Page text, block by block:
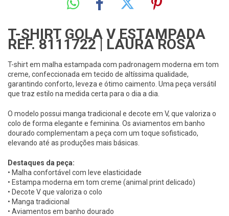
T-SHIRT GOLA V ESTAMPADA
REF. 8111722 | LAURA ROSA
T-shirt em malha estampada com padronagem moderna em tom
creme, confeccionada em tecido de altíssima qualidade,
garantindo conforto, leveza e ótimo caimento. Uma peça versátil
que traz estilo na medida certa para o dia a dia.
O modelo possui manga tradicional e decote em V, que valoriza o
colo de forma elegante e feminina. Os aviamentos em banho
dourado complementam a peça com um toque sofisticado,
elevando até as produções mais básicas.
Destaques da peça:
• Malha confortável com leve elasticidade
• Estampa moderna em tom creme (animal print delicado)
• Decote V que valoriza o colo
• Manga tradicional
• Aviamentos em banho dourado